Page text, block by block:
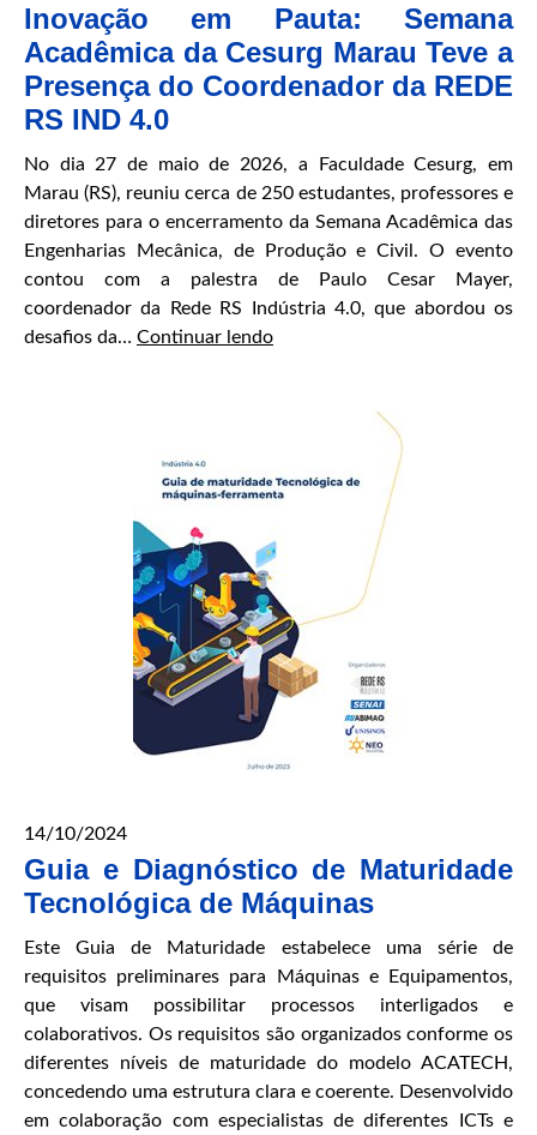
Inovação em Pauta: Semana
Acadêmica da Cesurg Marau Teve a
Presença do Coordenador da REDE
RS IND 4.0
No dia 27 de maio de 2026, a Faculdade Cesurg, em
Marau (RS), reuniu cerca de 250 estudantes, professores e
diretores para o encerramento da Semana Acadêmica das
Engenharias Mecânica, de Produção e Civil. O evento
contou com a palestra de Paulo Cesar Mayer,
coordenador da Rede RS Indústria 4.0, que abordou os
desafios da… Continuar lendoInovação
da
Marau
a
Presença
do
Coordenador
da
RS
14/10/2024
Guia e Diagnóstico de Maturidade
Tecnológica de Máquinas
Este Guia de Maturidade estabelece uma série de
requisitos preliminares para Máquinas e Equipamentos,
que visam possibilitar processos interligados e
colaborativos. Os requisitos são organizados conforme os
diferentes níveis de maturidade do modelo ACATECH,
concedendo uma estrutura clara e coerente. Desenvolvido
em colaboração com especialistas de diferentes ICTs e